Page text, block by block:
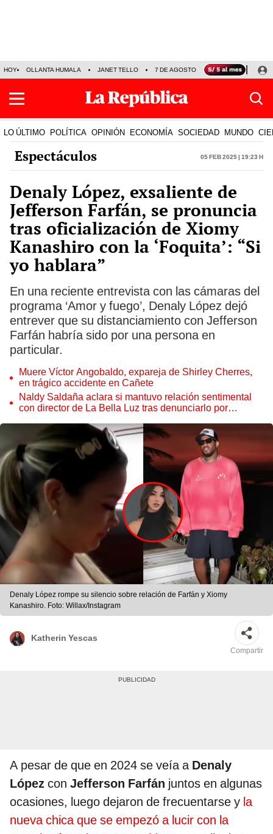
HOY OLLANTA HUMALA JANET TELLO 7 DE AGOSTO TINKA RESULTADOS
LO ÚLTIMO POLÍTICA OPINIÓN ECONOMÍA SOCIEDAD MUNDO
Espectáculos 05 Feb 2025 | 19:23 h
Denaly López, exsaliente de
Jefferson Farfán, se pronuncia
tras oficialización de Xiomy
Kanashiro con la ‘Foquita’: “Si
yo hablara”
En una reciente entrevista con las cámaras del
programa ‘Amor y fuego’, Denaly López dejó
entrever que su distanciamiento con Jefferson
Farfán habría sido por una persona en
particular.
Muere Víctor Angobaldo, expareja de Shirley Cherres,
en trágico accidente en Cañete
Naldy Saldaña aclara si mantuvo relación sentimental
con director de La Bella Luz tras denunciarlo por
Denaly López rompe su silencio sobre relación de Farfán y Xiomy
Kanashiro. Foto: Willax/Instagram
Katherin Yescas
Compartir
A pesar de que en 2024 se veía a Denaly
López con Jefferson Farfán juntos en algunas
ocasiones, luego dejaron de frecuentarse y la
nueva chica que se empezó a lucir con la